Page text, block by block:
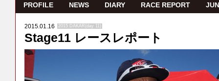
PROFILE NEWS DIARY RACE REPORT
2015.01.16 2015 DAKAR(day 11)
Stage11 レースレポート